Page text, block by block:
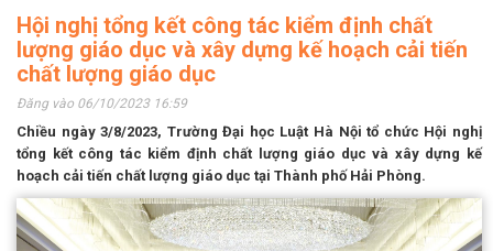
Hội nghị tổng kết công tác kiểm định chất
lượng giáo dục và xây dựng kế hoạch cải tiến
chất lượng giáo dục
Đăng vào 06/10/2023 16:59
Chiều ngày 3/8/2023, Trường Đại học Luật Hà Nội tổ chức Hội nghị
tổng kết công tác kiểm định chất lượng giáo dục và xây dựng kế
hoạch cải tiến chất lượng giáo dục tại Thành phố Hải Phòng.